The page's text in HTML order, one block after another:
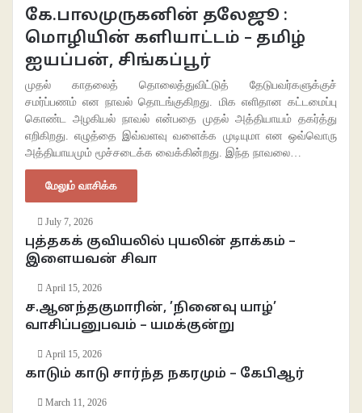
கே.பாலமுருகனின் தலேஜூ :
மொழியின் களியாட்டம் – தமிழ்
ஐயப்பன், சிங்கப்பூர்
முதல் காதலைத் தொலைத்துவிட்டுத் தேடுபவர்களுக்குச்
சமர்ப்பணம் என நாவல் தொடங்குகிறது. மிக எளிதான கட்டமைப்பு
கொண்ட அழகியல் நாவல் என்பதை முதல் அத்தியாயம் தகர்த்து
எறிகிறது. எழுத்தை இவ்வளவு வளைக்க முடியுமா என ஒவ்வொரு
அத்தியாயமும் மூச்சடைக்க வைக்கின்றது. இந்த நாவலை…
மேலும் வாசிக்க
July 7, 2026
புத்தகக் குவியலில் புயலின் தாக்கம் –
இளையவன் சிவா
April 15, 2026
ச.ஆனந்தகுமாரின், ’நினைவு யாழ்’
வாசிப்பனுபவம் – யமக்குன்று
April 15, 2026
காடும் காடு சார்ந்த நகரமும் – கேபிஆர்
March 11, 2026